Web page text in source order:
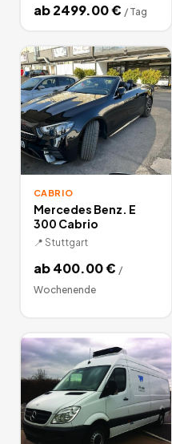
ab2499.00€ / Tag
CABRIO
Mercedes Benz. E
300 Cabrio
📍 Stuttgart
ab400.00€ /
Wochenende